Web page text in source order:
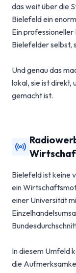
das weit über die
Bielefeld ein
Ein
Bielefelder selbst,
Und genau das
lokal, sie ist direkt,
gemacht ist.
Bielefeld ist keine
ein
einer Universität
In diesem Umfeld
die